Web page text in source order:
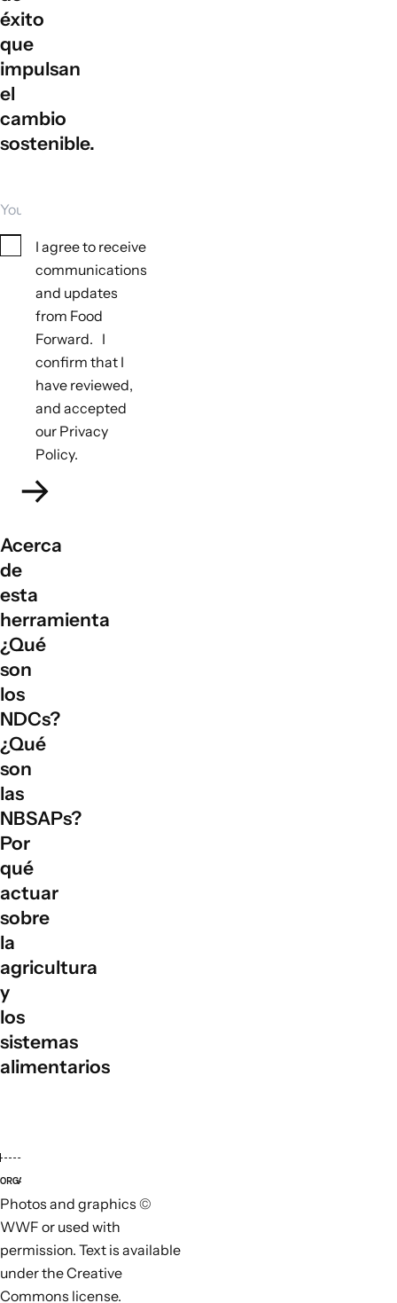
éxito
que
impulsan
el
cambio
sostenible.
ConsentI agree to receive
communications
and updates
from Food
Forward. I
confirm that I
have reviewed,
and accepted
our Privacy
Policy.
Acerca
de
esta
herramienta
¿Qué
son
los
NDCs?
¿Qué
son
las
NBSAPs?
Por
qué
actuar
sobre
la
agricultura
y
los
sistemas
alimentarios
ORGANIZACIONES LÍDERES
Photos and graphics ©
WWF or used with
permission. Text is available
under the Creative
Commons license.